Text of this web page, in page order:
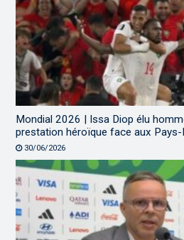
Mondial 2026 | Issa Diop élu
prestation héroïque face aux Pays-
30/06/2026